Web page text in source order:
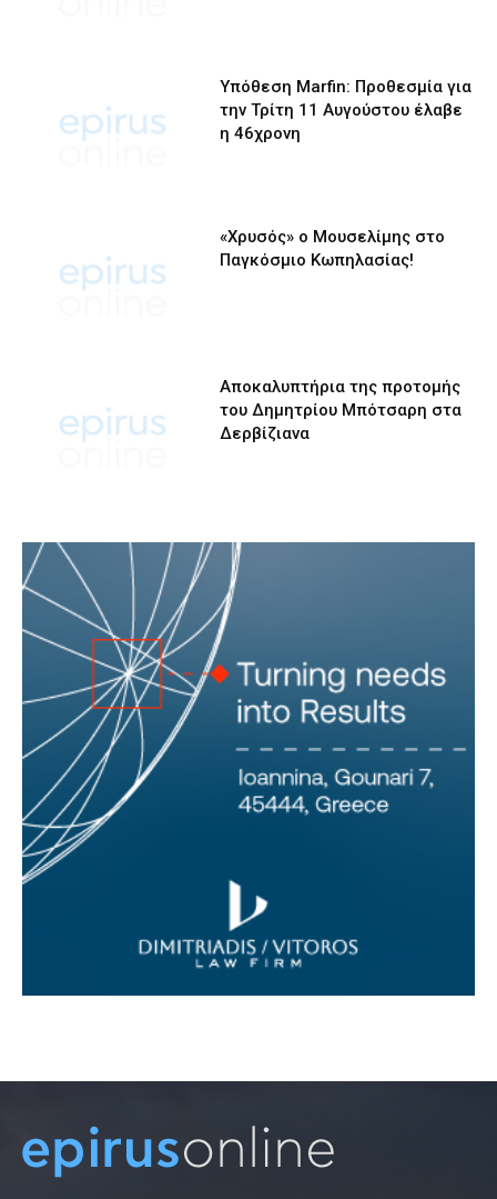
Υπόθεση Marfin: Προθεσμία για
την Τρίτη 11 Αυγούστου έλαβε
η 46χρονη
«Χρυσός» ο Μουσελίμης στο
Παγκόσμιο Κωπηλασίας!
Αποκαλυπτήρια της προτομής
του Δημητρίου Μπότσαρη στα
Δερβίζιανα